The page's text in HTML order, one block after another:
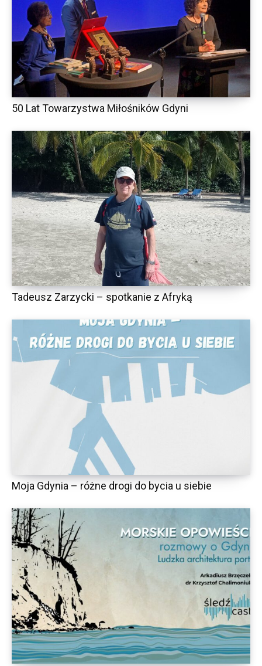
50 Lat Towarzystwa Miłośników Gdyni
Tadeusz Zarzycki – spotkanie z Afryką
Moja Gdynia – różne drogi do bycia u siebie